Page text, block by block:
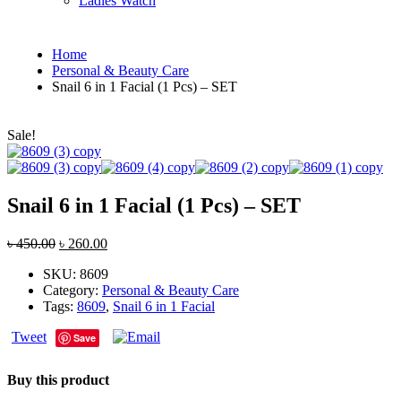
Home
Personal & Beauty Care
Snail 6 in 1 Facial (1 Pcs) – SET
Sale!
Snail 6 in 1 Facial (1 Pcs) – SET
৳450.00 ৳ 260.00
SKU: 8609
Category: Personal & Beauty Care
Tags: 8609, Snail 6 in 1 Facial
Tweet
Save
Buy this product